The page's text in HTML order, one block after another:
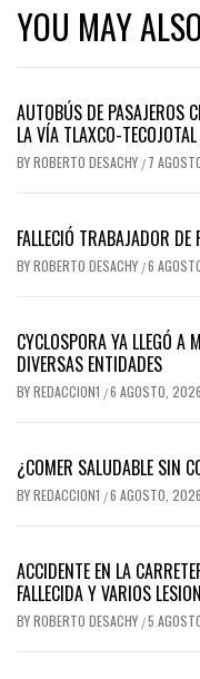
YOU MAY
AUTOBÚS DE PASAJEROS
LA VÍA TLAXCO-TECOJOTAL
BYROBERTO DESACHY / 7
FALLECIÓ TRABAJADOR
BYROBERTO DESACHY /6
CYCLOSPORA YA LLEGÓ A
DIVERSAS ENTIDADES
BYREDACCION1 /6 AGOSTO, 2026
¿COMER SALUDABLE SIN
BYREDACCION1 /6 AGOSTO, 2026
ACCIDENTE EN LA
FALLECIDA Y VARIOS
BYROBERTO DESACHY /5